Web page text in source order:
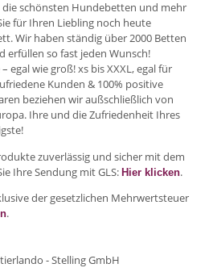
schönsten Hundebetten und mehr
für Ihren Liebling noch heute
Wir haben ständig über 2000 Betten
erfüllen so fast jeden Wunsch!
egal wie groß! xs bis XXXL, egal für
Kunden & 100% positive
beziehen wir außschließlich von
Ihre und die Zufriedenheit Ihres
zuverlässig und sicher mit dem
Ihre Sendung mit GLS: Hier klicken.
der gesetzlichen Mehrwertsteuer
.
- Stelling GmbH